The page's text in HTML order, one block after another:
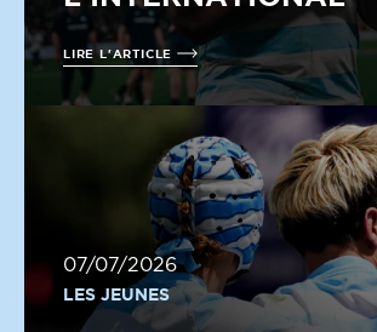
LIRE L'ARTICLE
07/07/2026
LES JEUNES